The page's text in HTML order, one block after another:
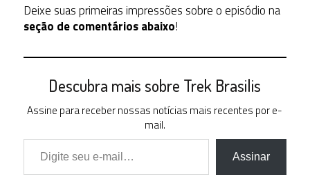
Deixe suas primeiras impressões sobre o episódio na
seção de comentários abaixo!
Descubra mais sobre Trek Brasilis
Assine para receber nossas notícias mais recentes por e-
mail.
Digite seu e-mail…
Assinar